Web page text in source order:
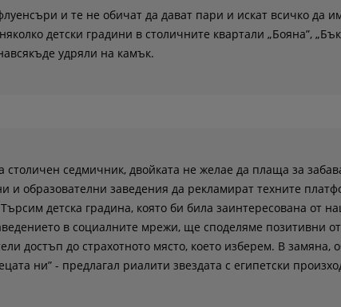
и те не обичат да дават пари и искат всичко да
детски градини в столичните квартали „Бояна”,
удряли на камък.
столичен седмичник, двойката не желае да плаща за
и образователни заведения да рекламират техните
детска градина, която би била заинтересована от
в социалните мрежи, ще споделяме позитивни
достъп до страхотното място, което изберем. В
ни” - предлагал риалити звездата с египетски